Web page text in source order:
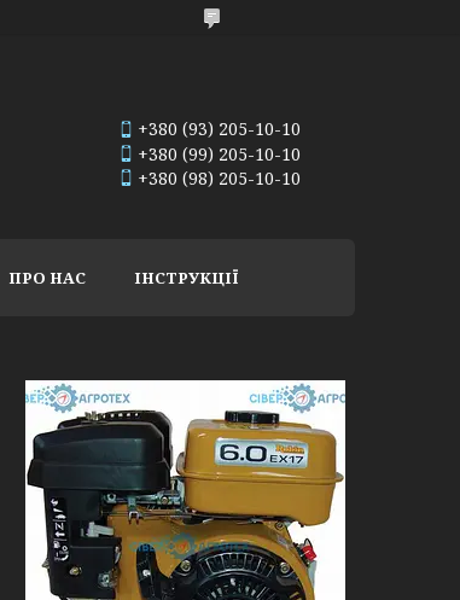
+380 (93) 205-10-10
+380 (99) 205-10-10
+380 (98) 205-10-10
ПРО НАС ІНСТРУКЦІЇ